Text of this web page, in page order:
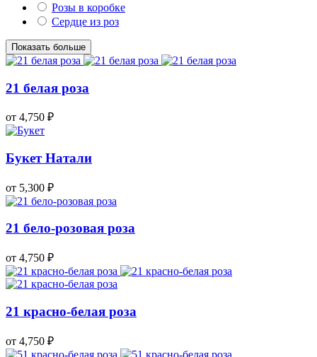
Розы в коробке
Сердце из роз
Показать больше
21 белая роза
от 4,750 ₽
Букет Натали
от 5,300 ₽
21 бело-розовая роза
от 4,750 ₽
21 красно-белая роза
от 4,750 ₽